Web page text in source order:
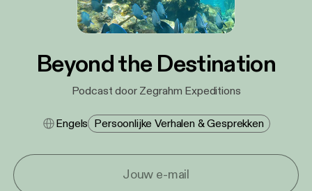
Beyond the Destination
Podcast door Zegrahm Expeditions
Engels Persoonlijke Verhalen & Gesprekken